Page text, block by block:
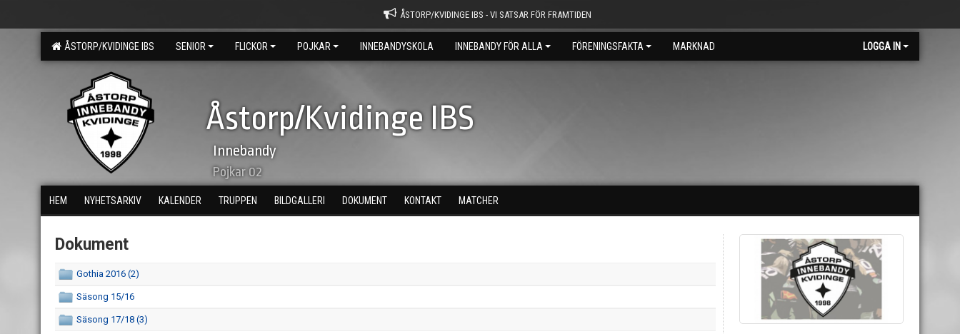
ÅSTORP/KVIDINGE IBS - VI SATSAR FÖR FRAMTIDEN
ÅSTORP/KVIDINGE IBS SENIOR FLICKOR POJKAR INNEBANDYSKOLA INNEBANDY FÖR ALLA FÖRENINGSFAKTA MARKNAD LOGGA IN
Åstorp/Kvidinge IBS
Innebandy
Pojkar 02
HEM NYHETSARKIV KALENDER TRUPPEN BILDGALLERI DOKUMENT KONTAKT MATCHER
Dokument
Gothia 2016 (2)
Säsong 15/16
Säsong 17/18 (3)